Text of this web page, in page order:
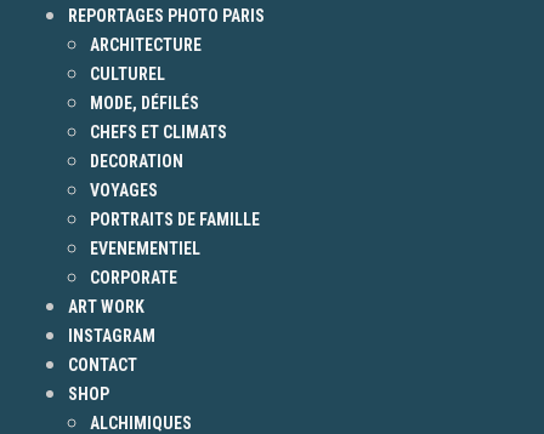
REPORTAGES PHOTO PARIS
ARCHITECTURE
CULTUREL
MODE, DÉFILÉS
CHEFS ET CLIMATS
DECORATION
VOYAGES
PORTRAITS DE FAMILLE
EVENEMENTIEL
CORPORATE
ART WORK
INSTAGRAM
CONTACT
SHOP
ALCHIMIQUES